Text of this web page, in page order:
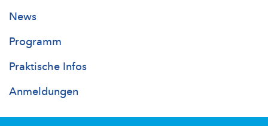
Researchersdays
Main
News
Programm
Praktische Infos
Anmeldungen